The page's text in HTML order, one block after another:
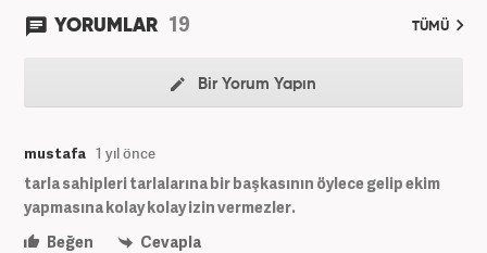
YORUMLAR 19 TÜMÜ
Bir Yorum Yapın
mustafa 1 yıl önce
tarla sahipleri tarlalarına bir başkasının öylece gelip ekim
yapmasına kolay kolay izin vermezler.
Beğen
Cevapla